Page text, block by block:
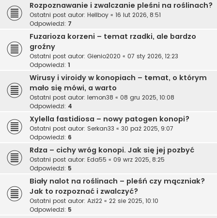
Rozpoznawanie i zwalczanie pleśni na roślinach?
Ostatni post autor: Hellboy « 16 lut 2026, 8:51
Odpowiedzi: 7
Fuzarioza korzeni – temat rzadki, ale bardzo
groźny
Ostatni post autor: Gienio2020 « 07 sty 2026, 12:23
Odpowiedzi: 1
Wirusy i viroidy w konopiach – temat, o którym
mało się mówi, a warto
Ostatni post autor: lemon38 « 08 gru 2025, 10:08
Odpowiedzi: 4
Xylella fastidiosa – nowy patogen konopi?
Ostatni post autor: Serkan33 « 30 paź 2025, 9:07
Odpowiedzi: 6
Rdza – cichy wróg konopi. Jak się jej pozbyć
Ostatni post autor: Eda55 « 09 wrz 2025, 8:25
Odpowiedzi: 5
Biały nalot na roślinach – pleśń czy mączniak?
Jak to rozpoznać i zwalczyć?
Ostatni post autor: Azi22 « 22 sie 2025, 10:10
Odpowiedzi: 5